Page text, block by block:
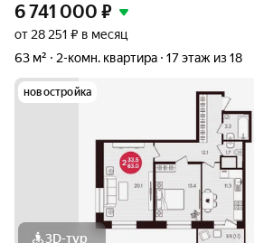
6 741 000 ₽
от 28 251 ₽ в месяц
63 м²
2-комн. квартира 17 этаж из 18
новостройка
3D-тур